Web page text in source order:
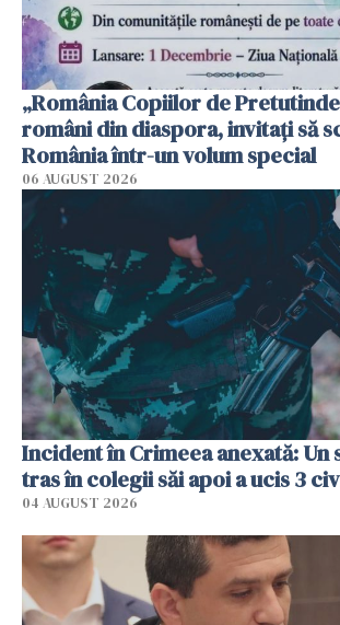
„România Copiilor de
români din diaspora, invitați să
România într-un volum special
06 AUGUST 2026
Incident în Crimeea anexată: Un
tras în colegii săi apoi a ucis 3
04 AUGUST 2026